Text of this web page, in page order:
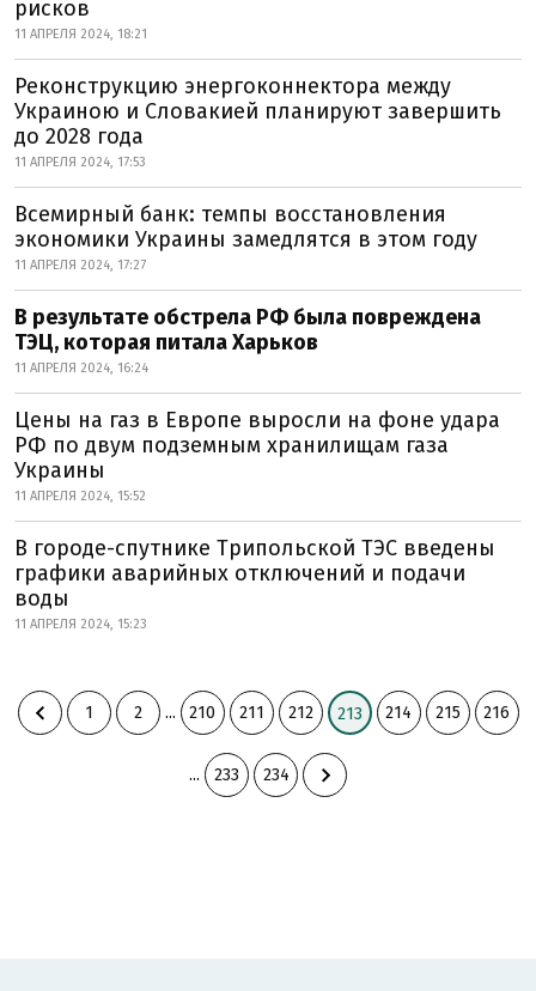
рисков
11 АПРЕЛЯ 2024, 18:21
Реконструкцию энергоконнектора между
Украиною и Словакией планируют завершить
до 2028 года
11 АПРЕЛЯ 2024, 17:53
Всемирный банк: темпы восстановления
экономики Украины замедлятся в этом году
11 АПРЕЛЯ 2024, 17:27
В результате обстрела РФ была повреждена
ТЭЦ, которая питала Харьков
11 АПРЕЛЯ 2024, 16:24
Цены на газ в Европе выросли на фоне удара
РФ по двум подземным хранилищам газа
Украины
11 АПРЕЛЯ 2024, 15:52
В городе-спутнике Трипольской ТЭС введены
графики аварийных отключений и подачи
воды
11 АПРЕЛЯ 2024, 15:23
1 2 ... 210 211 212 213 214 215 216
... 233 234